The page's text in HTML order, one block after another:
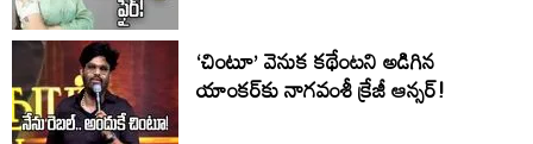
‘చింటూ’ వెనుక కథేంటని అడిగిన
యాంకర్‌కు నాగవంశీ క్రేజీ ఆన్సర్!